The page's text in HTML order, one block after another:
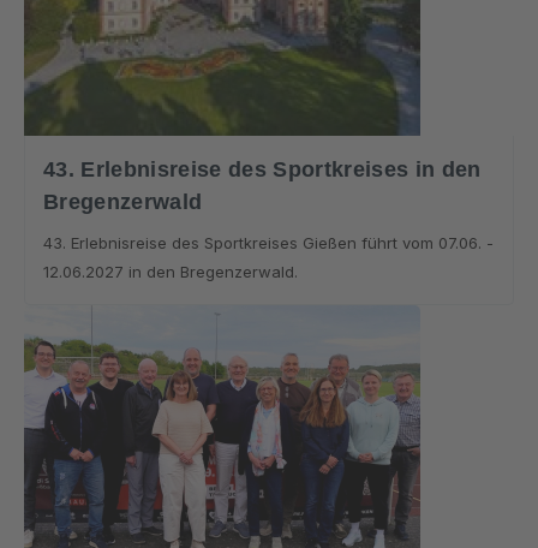
43. Erlebnisreise des Sportkreises in den
Bregenzerwald
43. Erlebnisreise des Sportkreises Gießen führt vom 07.06. -
12.06.2027 in den Bregenzerwald.